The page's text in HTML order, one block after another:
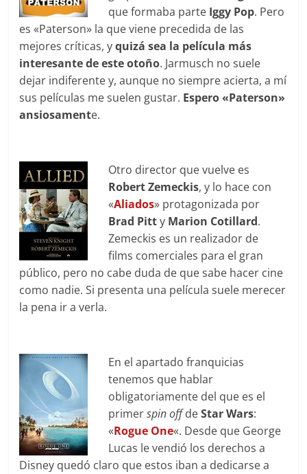
que formaba parte Iggy Pop. Pero
es «Paterson» la que viene precedida de las
mejores críticas, yquizá sea la película más
interesante de este otoño. Jarmusch no suele
dejar indiferente y, aunque no siempre acierta, a mí
sus películas me suelen gustar. Espero «Paterson»
ansiosamente.
Otro director que vuelve es
Robert Zemeckis, y lo hace con
«Aliados» protagonizada por
Brad Pitty Marion Cotillard.
Zemeckis es un realizador de
films comerciales para el gran
público, pero no cabe duda de que sabe hacer cine
como nadie. Si presenta una película suele merecer
la pena ir a verla.
En el apartado franquicias
tenemos que hablar
obligatoriamente del que es el
primerspin offdeStar Wars:
«Rogue One«. Desde que George
Lucas le vendió los derechos a
Disney quedó claro que estos iban a dedicarse a